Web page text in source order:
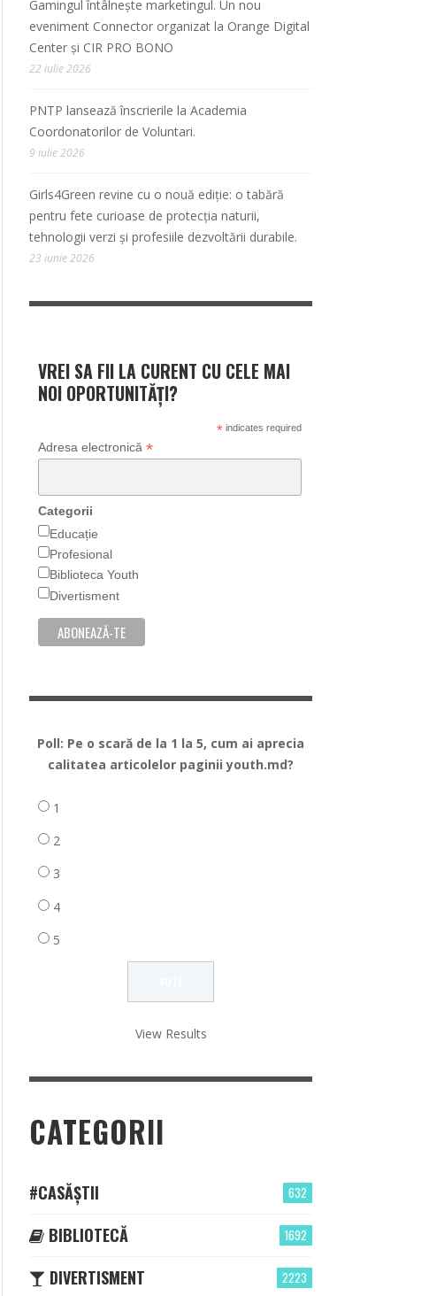
Gamingul întâlnește marketingul. Un nou
eveniment Connector organizat la Orange Digital
Center și CIR PRO BONO
22 iulie 2026
PNTP lansează înscrierile la Academia
Coordonatorilor de Voluntari.
9 iulie 2026
Girls4Green revine cu o nouă ediție: o tabără
pentru fete curioase de protecția naturii,
tehnologii verzi și profesiile dezvoltării durabile.
23 iunie 2026
VREI SA FII LA CURENT CU CELE MAI
NOI OPORTUNITĂȚI?
*indicates required
Adresa electronică *
Categorii
Educație
Profesional
Biblioteca Youth
Divertisment
Poll: Pe o scară de la 1 la 5, cum ai aprecia
calitatea articolelor paginii youth.md?
1
2
3
4
5
View Results
CATEGORII
632
#CASĂȘTII
1692
BIBLIOTECĂ
2223
DIVERTISMENT